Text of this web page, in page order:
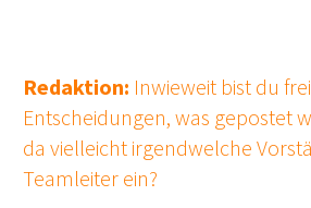
Redaktion: Inwieweit bist du
Entscheidungen, was gepostet
da vielleicht irgendwelche
Teamleiter ein?